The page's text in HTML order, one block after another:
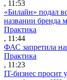
, 11:53
«Билайн» подал
названии бренда
Практика
, 11:44
ФАС запретила
Практика
, 11:23
IT-бизнес просит